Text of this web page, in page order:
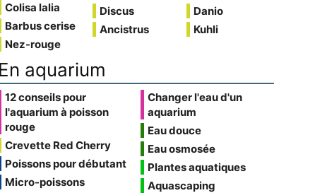
Colisa lalia
Barbus cerise
Nez-rouge
Discus
Ancistrus
Danio
Kuhli
En aquarium
12 conseils pour
l'aquarium à poisson
rouge
Crevette Red Cherry
Poissons pour débutant
Micro-poissons
Changer l'eau d'un
aquarium
Eau douce
Eau osmosée
Plantes aquatiques
Aquascaping